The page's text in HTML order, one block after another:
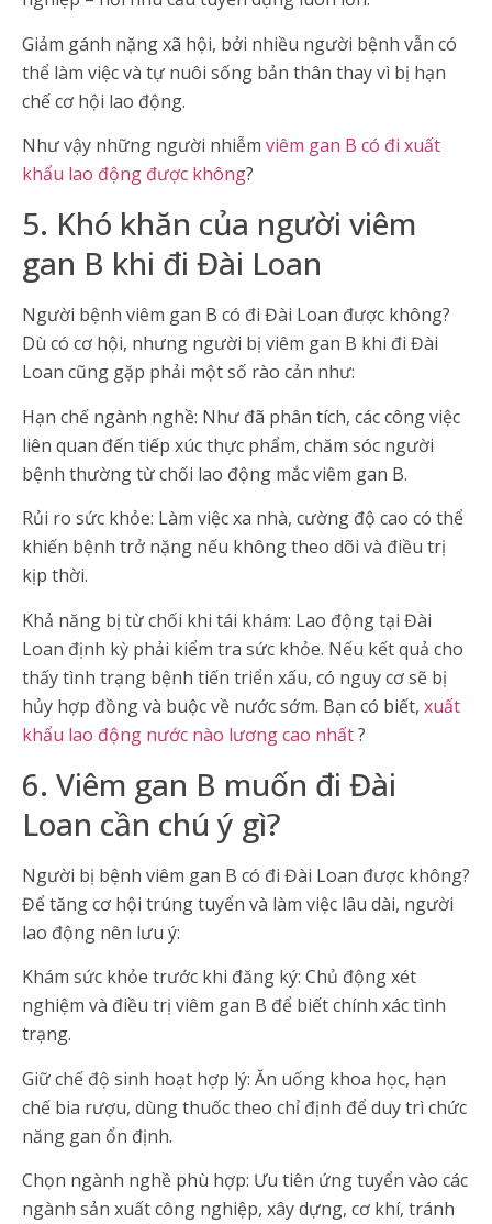
Giảm gánh nặng xã hội, bởi nhiều người bệnh vẫn có
thể làm việc và tự nuôi sống bản thân thay vì bị hạn
chế cơ hội lao động.
Như vậy những người nhiễm viêm gan B có đi xuất
khẩu lao động được không?
5. Khó khăn của người viêm
gan B khi đi Đài Loan
Người bệnh viêm gan B có đi Đài Loan được không?
Dù có cơ hội, nhưng người bị viêm gan B khi đi Đài
Loan cũng gặp phải một số rào cản như:
Hạn chế ngành nghề: Như đã phân tích, các công việc
liên quan đến tiếp xúc thực phẩm, chăm sóc người
bệnh thường từ chối lao động mắc viêm gan B.
Rủi ro sức khỏe: Làm việc xa nhà, cường độ cao có thể
khiến bệnh trở nặng nếu không theo dõi và điều trị
kịp thời.
Khả năng bị từ chối khi tái khám: Lao động tại Đài
Loan định kỳ phải kiểm tra sức khỏe. Nếu kết quả cho
thấy tình trạng bệnh tiến triển xấu, có nguy cơ sẽ bị
hủy hợp đồng và buộc về nước sớm. Bạn có biết, xuất
khẩu lao động nước nào lương cao nhất?
6. Viêm gan B muốn đi Đài
Loan cần chú ý gì?
Người bị bệnh viêm gan B có đi Đài Loan được không?
Để tăng cơ hội trúng tuyển và làm việc lâu dài, người
lao động nên lưu ý:
Khám sức khỏe trước khi đăng ký: Chủ động xét
nghiệm và điều trị viêm gan B để biết chính xác tình
trạng.
Giữ chế độ sinh hoạt hợp lý: Ăn uống khoa học, hạn
chế bia rượu, dùng thuốc theo chỉ định để duy trì chức
năng gan ổn định.
Chọn ngành nghề phù hợp: Ưu tiên ứng tuyển vào các
ngành sản xuất công nghiệp, xây dựng, cơ khí, tránh